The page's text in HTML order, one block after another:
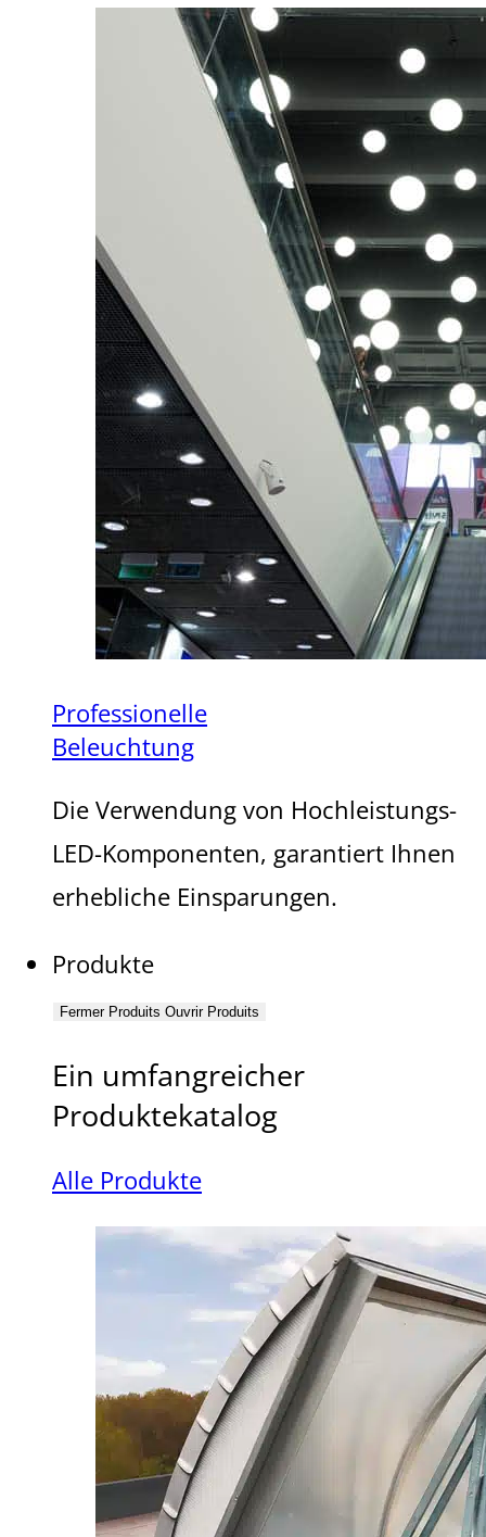
Professionelle
Beleuchtung
Die Verwendung von Hochleistungs-
LED-Komponenten, garantiert Ihnen
erhebliche Einsparungen.
Produkte
Fermer Produits Ouvrir Produits
Ein umfangreicher
Produktekatalog
Alle Produkte